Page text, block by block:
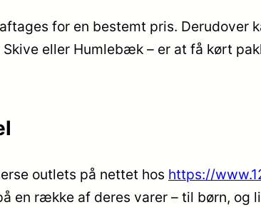
for en bestemt pris. Derudover
eller Humlebæk – er at få kørt
outlets på nettet hos https://
en række af deres varer – til børn, og